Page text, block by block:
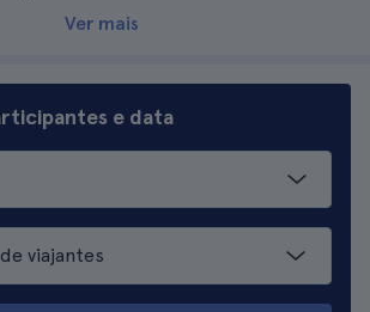
Ver mais
e data
viajantes